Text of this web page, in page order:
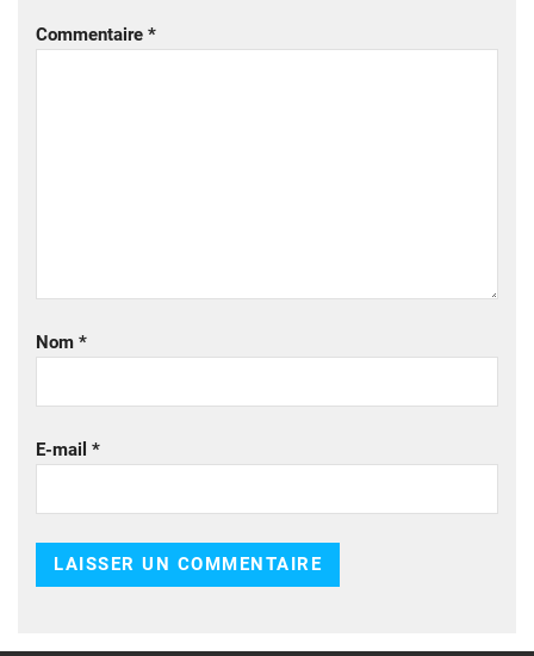
Commentaire *
Nom *
E-mail *